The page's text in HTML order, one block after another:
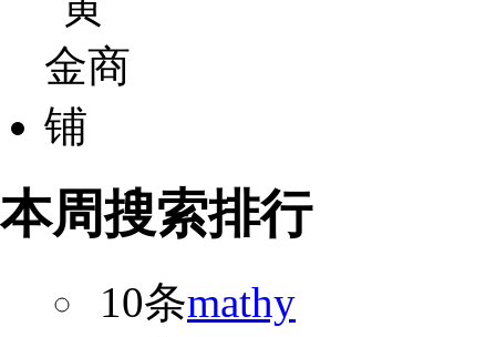
本周搜索排行
10条mathy